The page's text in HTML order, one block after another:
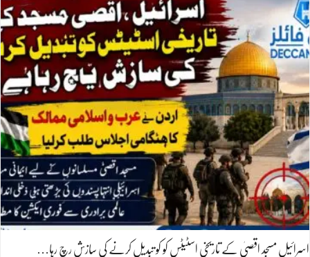
اسرائیل مسجد اقصیٰ کے تاریخی اسٹیٹس کو کو تبدیل کرنے کی سازش رچ رہا…